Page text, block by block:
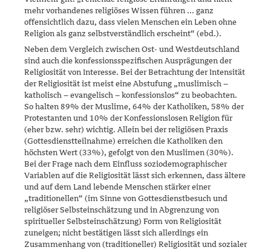
mehr vorhandenes religiöses Wissen führen ... ganz
offensichtlich dazu, dass vielen Menschen ein Leben ohne
Religion als ganz selbstverständ­lich erscheint“ (ebd.).
Neben dem Vergleich zwischen Ost- und Westdeutschland
sind auch die konfessionsspezifischen Ausprägungen der
Religiosität von Interesse. Bei der Betrachtung der Intensität
der Religiosität ist meist eine Abstu­fung „muslimisch –
katholisch – evangelisch – konfessionslos“ zu beob­achten.
So halten 89% der Muslime, 64% der Katholiken, 58% der
Pro­testanten und 10% der Konfessionslosen Religion für
(eher bzw. sehr) wichtig. Allein bei der religiösen Praxis
(Gottesdienstteilnahme) errei­chen die Katholiken den
höchsten Wert (33%), gefolgt von den Musli­men (30%).
Bei der Frage nach dem Einfluss soziodemographischer
Variablen auf die Religiosität lässt sich erkennen, dass ältere
und auf dem Land lebende Menschen stärker einer
„traditionellen“ (im Sinne von Gottesdienstbesuch und
religiöser Selbsteinschätzung und in Ab­grenzung von
spiritueller Selbsteinschätzung) Form von Religiosität
zuneigen; nicht bestätigen lässt sich allerdings ein
Zusammenhang von (traditioneller) Religiosität und sozialer